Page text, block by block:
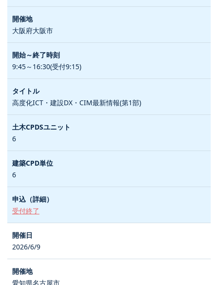
大阪府大阪市
9:45～16:30(受付9:15)
高度化ICT・建設DX・CIM最新情報(第1部)
6
6
受付終了
2026/6/9
愛知県名古屋市